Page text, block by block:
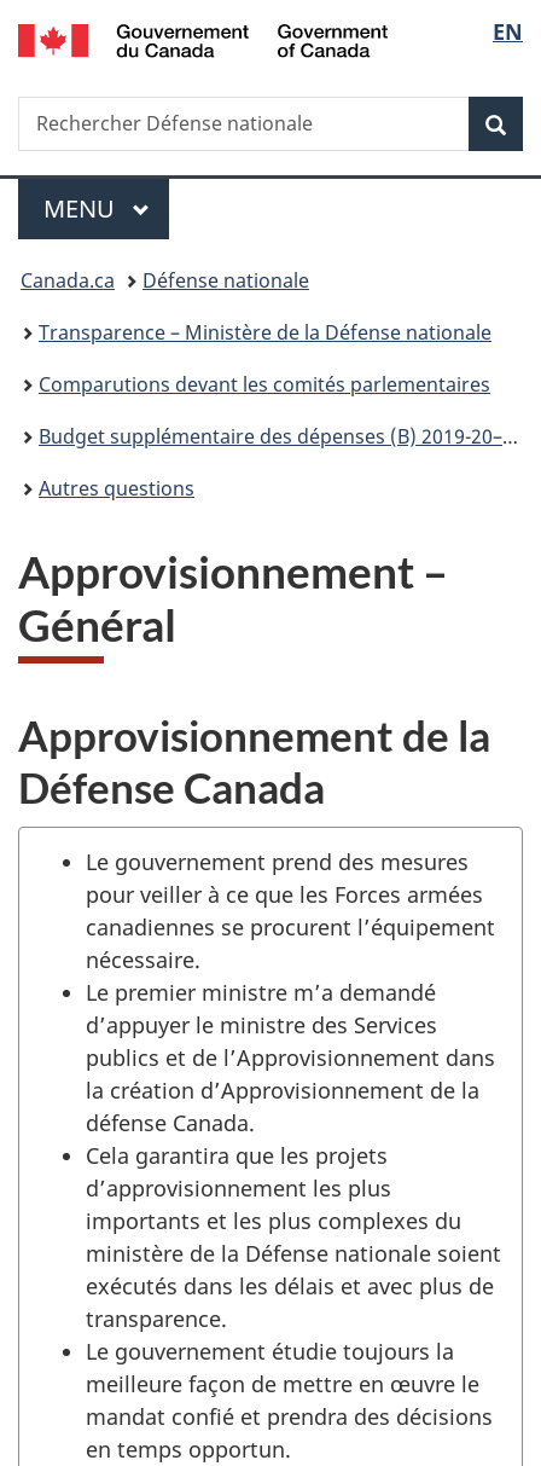
Passer
au
principal
Passer
à
Au
du
Passer
au
de
section
Passer
à
version
simplifiée
de
la
EN
Recherche
Rechercher
Défense
Menu
MENU PRINCIPAL
Vous
êtes
ici :
Canada.ca
Défense nationale
Transparence – Ministère de la Défense nationale
Comparutions devant les comités parlementaires
Budget supplémentaire des dépenses (B) 2019-20– Comparution du ministre de la Défense nationale (MDN) devant le Comité permanent de la défense nationale
Autres questions
Approvisionnement –
Général
Approvisionnement de la
Défense Canada
Le gouvernement prend des mesures
pour veiller à ce que les Forces armées
canadiennes se procurent l’équipement
nécessaire.
Le premier ministre m’a demandé
d’appuyer le ministre des Services
publics et de l’Approvisionnement dans
la création d’Approvisionnement de la
défense Canada.
Cela garantira que les projets
d’approvisionnement les plus
importants et les plus complexes du
ministère de la Défense nationale soient
exécutés dans les délais et avec plus de
transparence.
Le gouvernement étudie toujours la
meilleure façon de mettre en œuvre le
mandat confié et prendra des décisions
en temps opportun.